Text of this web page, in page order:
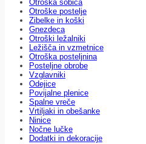
Otroška sobica
Otroške postelje
Zibelke in koški
Gnezdeca
Otroški ležalniki
Ležišča in vzmetnice
Otroška posteljnina
Posteljne obrobe
Vzglavniki
Odejice
Povijalne plenice
Spalne vreče
Vrtiljaki in obešanke
Ninice
Nočne lučke
Dodatki in dekoracije